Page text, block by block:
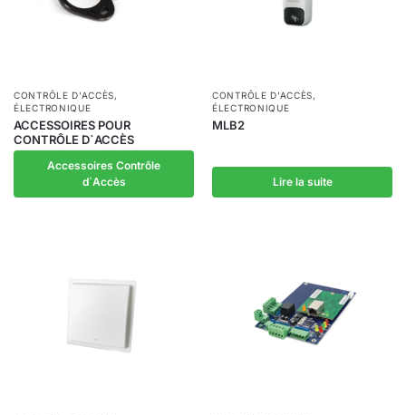
CONTRÔLE D'ACCÈS,
ÉLECTRONIQUE
ACCESSOIRES POUR
CONTRÔLE D`ACCÈS
Accessoires Contrôle
d`Accès
CONTRÔLE D'ACCÈS,
ÉLECTRONIQUE
MLB2
Lire la suite